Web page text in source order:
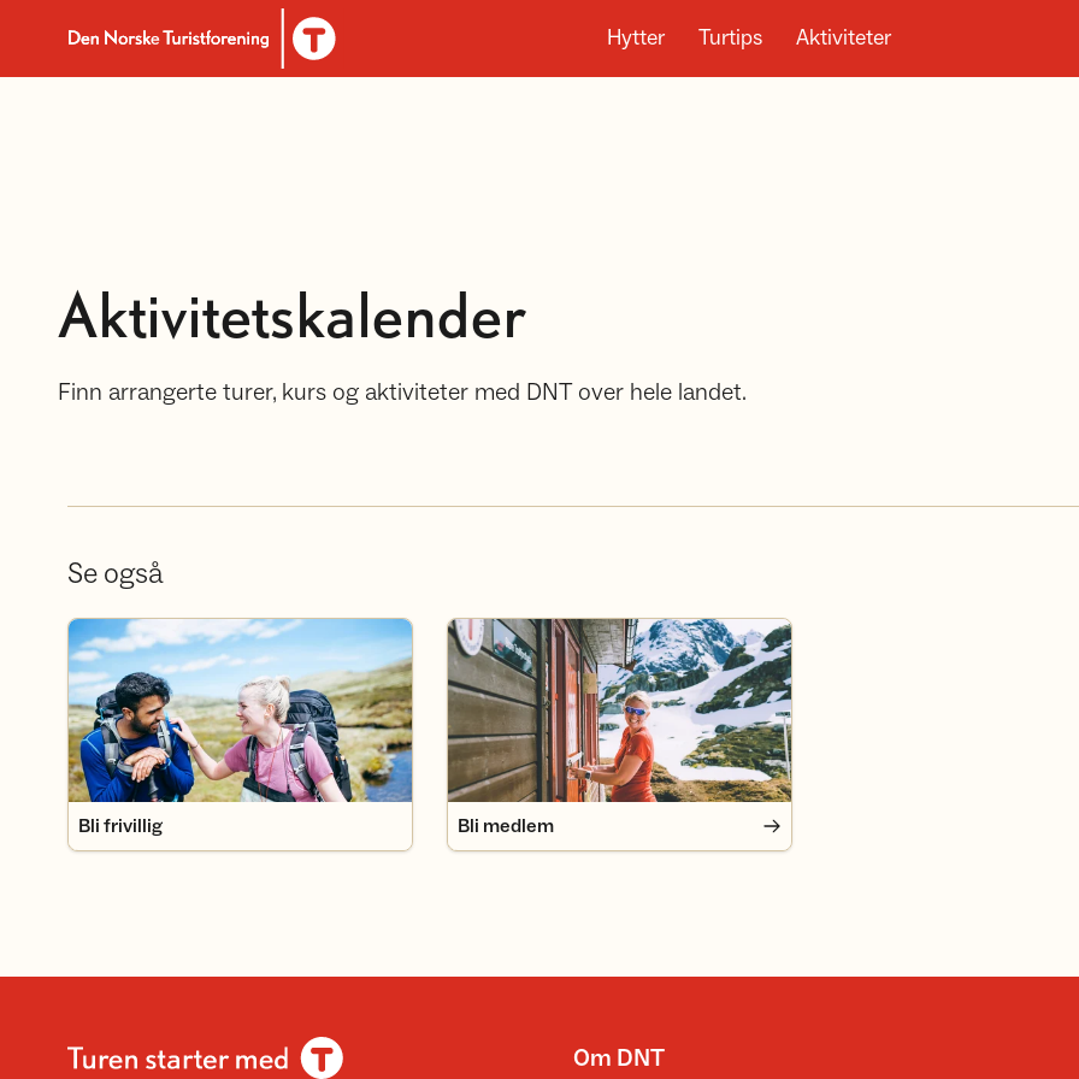
Til DNT.no forside
Hytter Turtips Aktiviteter
Aktivitetskalender
Finn arrangerte turer, kurs og aktiviteter med DNT over hele landet.
Se også
Bli frivillig
Bli frivillig
Bli medlem
Bli medlem
Om DNT